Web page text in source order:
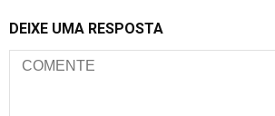
DEIXE UMA RESPOSTA